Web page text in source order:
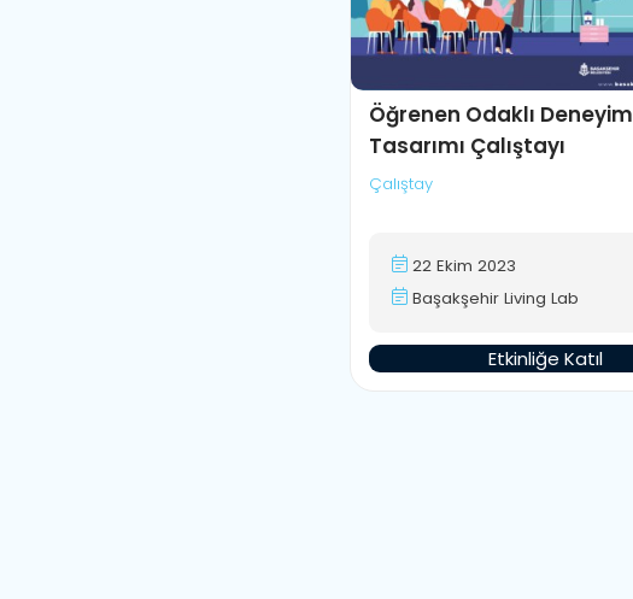
Öğrenen Odaklı Deneyim
Tasarımı Çalıştayı
Çalıştay
22 Ekim 2023
Başakşehir Living Lab
Etkinliğe Katıl